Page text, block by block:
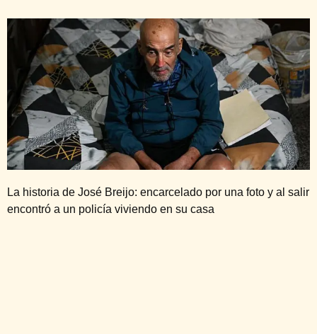
La historia de José Breijo: encarcelado por una foto y al salir
encontró a un policía viviendo en su casa